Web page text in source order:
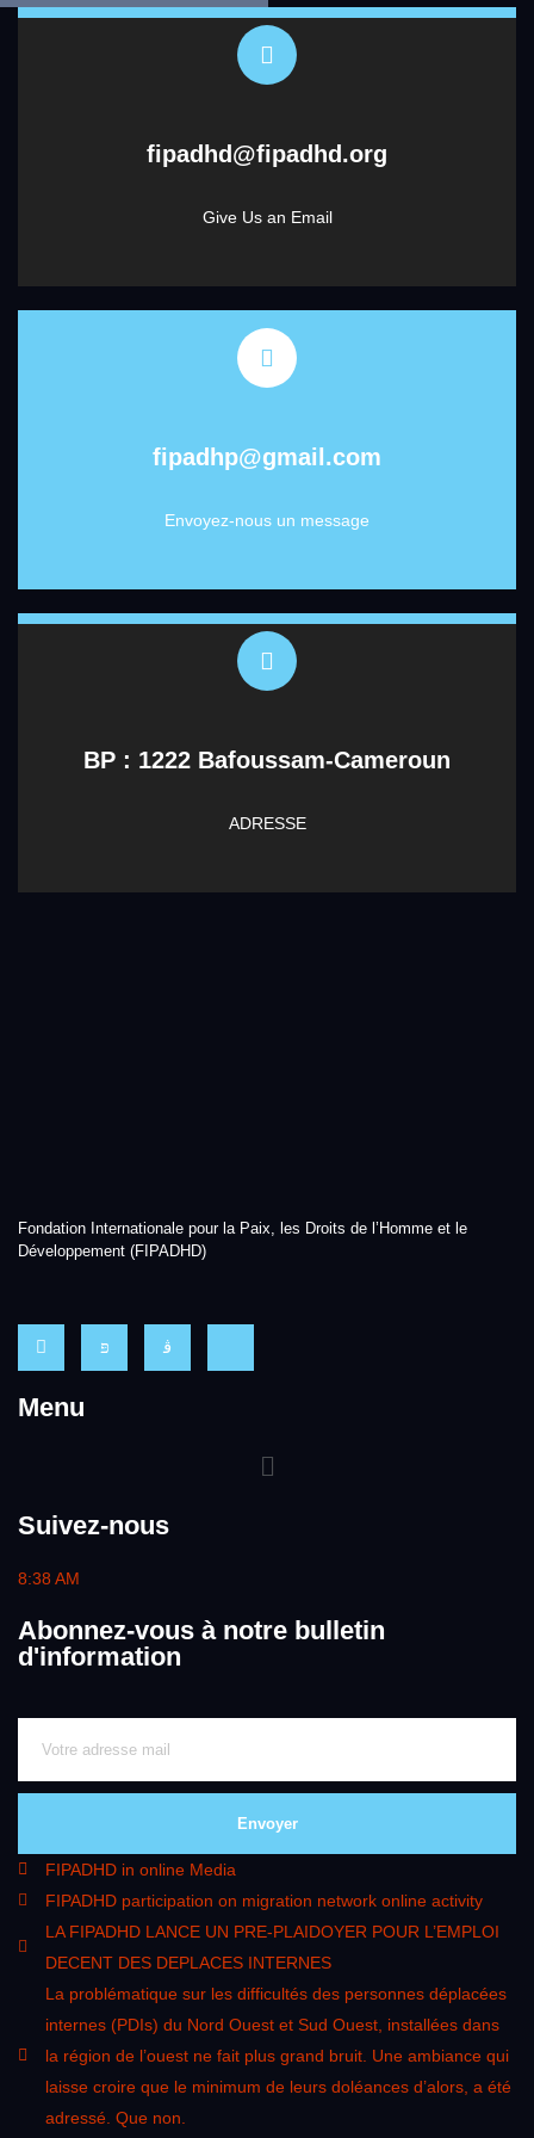
fipadhd@fipadhd.org
Give Us an Email
fipadhp@gmail.com
Envoyez-nous un message
BP : 1222 Bafoussam-Cameroun
ADRESSE
Fondation Internationale pour la Paix, les Droits de l’Homme et le
Développement (FIPADHD)
Menu
Suivez-nous
8:38 AM
Abonnez-vous à notre bulletin
d'information
Envoyer
FIPADHD in online Media
FIPADHD participation on migration network online activity
LA FIPADHD LANCE UN PRE-PLAIDOYER POUR L’EMPLOI
DECENT DES DEPLACES INTERNES
La problématique sur les difficultés des personnes déplacées
internes (PDIs) du Nord Ouest et Sud Ouest, installées dans
la région de l’ouest ne fait plus grand bruit. Une ambiance qui
laisse croire que le minimum de leurs doléances d’alors, a été
adressé. Que non.